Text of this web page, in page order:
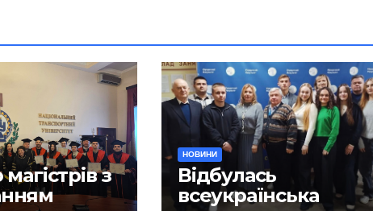
з
НОВИНИ
Відбулась
всеукраїнська